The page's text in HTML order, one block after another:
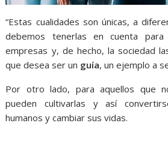
“Estas cualidades son únicas, a
debemos tenerlas en cuenta
empresas y, de hecho, la sociedad
que desea ser un guía, un ejemplo a
Por otro lado, para aquellos que
pueden cultivarlas y así
humanos y cambiar sus vidas.